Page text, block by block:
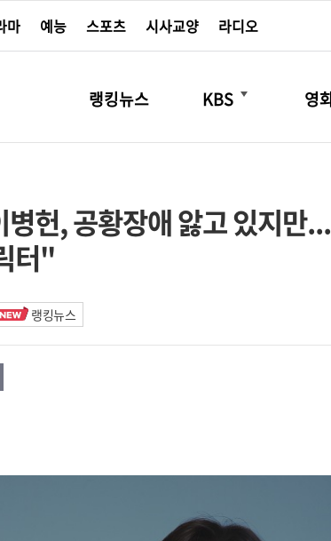
마 예능 스포츠 시사교양 라디오
랭킹뉴스 KBS
더보기
영
더보
헌, 공황장애 앓고 있지만
터"
랭킹뉴스